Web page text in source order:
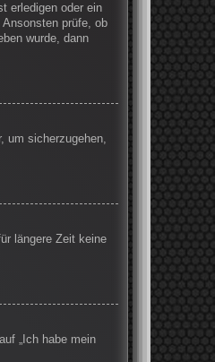
erledigen oder ein
prüfe, ob
wurde, dann
um sicherzugehen,
längere Zeit keine
„Ich habe mein